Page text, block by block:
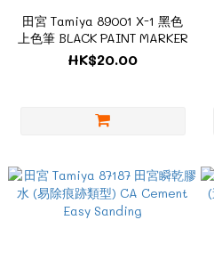
田宮 Tamiya 89001 X-1 黑色
上色筆 BLACK PAINT MARKER
HK$20.00